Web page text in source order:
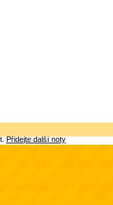
Přidejte další noty